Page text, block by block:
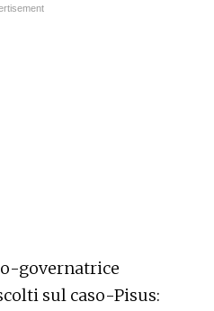
governatrice
sul caso-Pisus: